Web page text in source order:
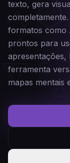
texto, gera
formatos como
prontos para
apresentações,
ferramenta
mapas mentais